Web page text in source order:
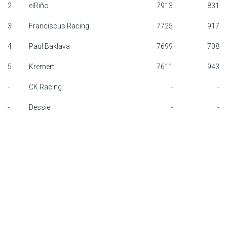
Standings round
2 elRiño 7913 831
3 Franciscus Racing 7725 917
4 Paul Baklava 7699 708
5 Kremert 7611 943
- CK Racing - -
- Dessie - -